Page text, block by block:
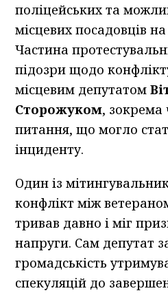
поліцейських та
місцевих посадовців
Частина
підозри щодо
місцевим депутатом
Сторожуком, зокрема
питання, що могло
інциденту.
Один із
конфлікт між
тривав давно і міг
напруги. Сам депутат
громадськість
спекуляцій до